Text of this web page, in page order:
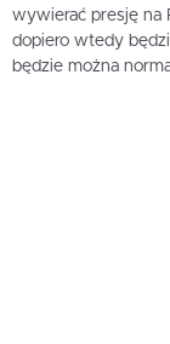
wywierać presję na
dopiero wtedy
będzie można